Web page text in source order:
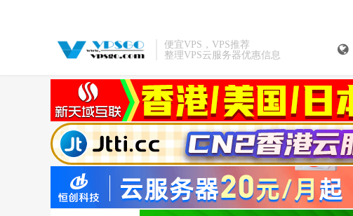
便宜VPS，VPS推荐
整理VPS云服务器优惠信息